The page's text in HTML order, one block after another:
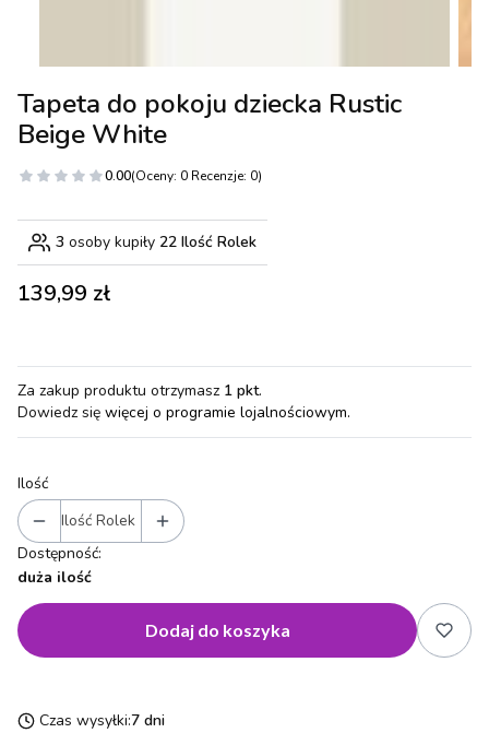
Tapeta do pokoju dziecka Rustic
Beige White
0.00(Oceny: 0 Recenzje: 0)
3 osoby kupiły 22 Ilość Rolek
Cena
139,99 zł
Za zakup produktu otrzymasz 1 pkt.
Dowiedz się więcej o programie lojalnościowym.
Ilość
Ilość Rolek
Dostępność:
duża ilość
Dodaj do koszyka
Czas wysyłki:7 dni